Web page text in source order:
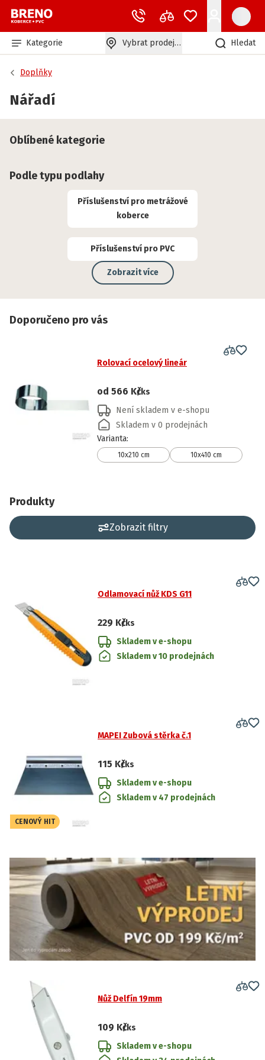
Kategorie Vybrat prodejnu Hledat
Doplňky
Nářadí
Oblíbené kategorie
Podle typu podlahy
Příslušenství pro metrážové
koberce
Příslušenství pro PVC
Zobrazit více
Doporučeno pro vás
Rolovací ocelový lineár
od 566 Kč/ks
Není skladem v e-shopu
Skladem v 0 prodejnách
Varianta:
10x210 cm 10x410 cm
Produkty
Zobrazit filtry
Odlamovací nůž KDS G11
229 Kč/ks
Skladem v e-shopu
Skladem v 10 prodejnách
CENOVÝ HIT
MAPEI Zubová stěrka č.1
115 Kč/ks
Skladem v e-shopu
Skladem v 47 prodejnách
Nůž Delfín 19mm
109 Kč/ks
Skladem v e-shopu